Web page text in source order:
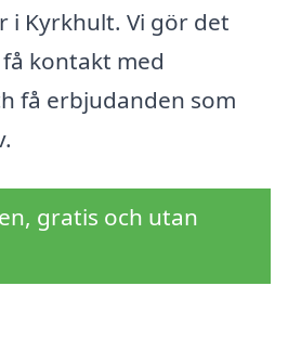
i Kyrkhult. Vi gör det
kontakt med
få erbjudanden som
gratis och utan